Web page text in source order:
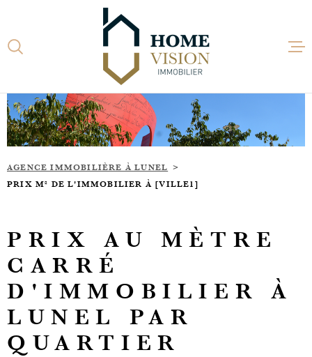
la
recherche
menu
principal
contenu
AGENCE IMMOBILIÈRE À LUNEL
PRIX M² DE L'IMMOBILIER À [VILLE1]
PRIX AU MÈTRE
CARRÉ
D'IMMOBILIER À
LUNEL PAR
QUARTIER